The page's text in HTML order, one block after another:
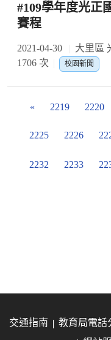
#109學年度光正
賽程
2021-04-30 大里區
1706 次
校園新聞
« 2219 2220
2225 2226
2232 2233
交通指南 教育局電話